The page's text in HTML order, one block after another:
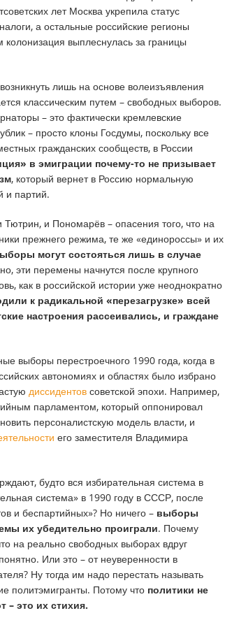
лет Москва укрепила статус
а остальные российские регионы
колонизация выплеснулась за границы
лишь на основе волеизъявления
классическим путем – свободных выборов.
– это фактически кремлевские
– просто клоны Госдумы, поскольку все
гражданских сообществ, в России
в эмиграции почему-то не призывает
, который вернет в Россию нормальную
и партий.
и Пономарёв – опасения того, что на
прежнего режима, те же «единороссы» и их
могут состояться лишь в случае
эти перемены начнутся после крупного
как в российской истории уже неоднократно
к радикальной «перезагрузке» всей
настроения рассеивались, и граждане
выборы перестроечного 1990 года, когда в
автономиях и областях было избрано
диссидентов советской эпохи. Например,
парламентом, который оппонировал
персоналистскую модель власти, и
его заместителя Владимира
будто вся избирательная система в
система» в 1990 году в СССР, после
и беспартийных»? Но ничего – выборы
их убедительно проиграли. Почему
на реально свободных выборах вдруг
Или это – от неуверенности в
Ну тогда им надо перестать называть
политэмигранты. Потому что политики не
это их стихия.